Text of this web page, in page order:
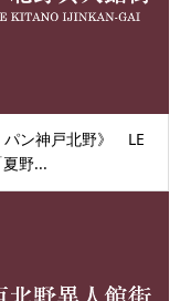
パン神戸北野》 LE
夏野...